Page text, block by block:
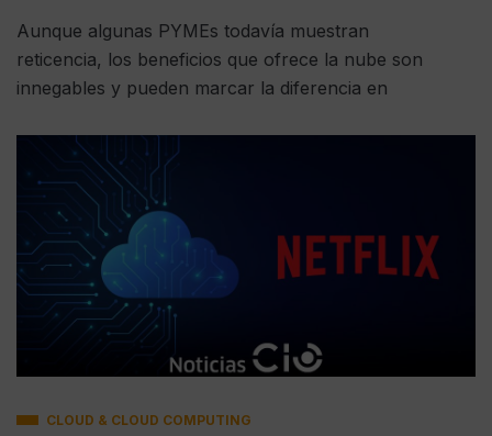
Aunque algunas PYMEs todavía muestran
reticencia, los beneficios que ofrece la nube son
innegables y pueden marcar la diferencia en
CLOUD & CLOUD COMPUTING